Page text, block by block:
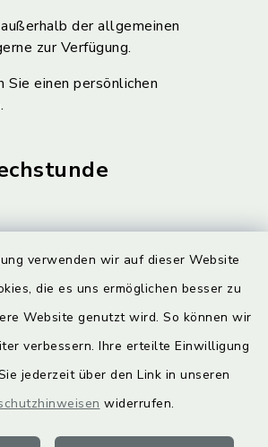
verwenden wir auf dieser Website
die es uns ermöglichen besser zu
Website genutzt wird. So können wir
verbessern. Ihre erteilte Einwilligung
jederzeit über den Link in unseren
widerrufen.
der allgemeinen
zur Verfügung.
einen persönlichen